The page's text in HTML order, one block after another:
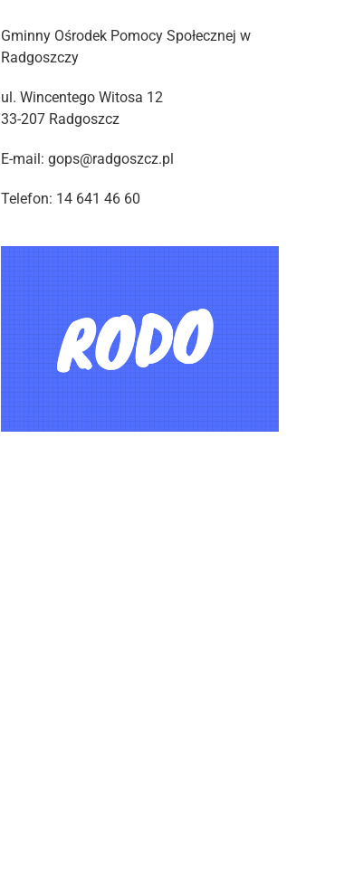
Gminny Ośrodek Pomocy Społecznej w
Radgoszczy
ul. Wincentego Witosa 12
33-207 Radgoszcz
E-mail: gops@radgoszcz.pl
Telefon: 14 641 46 60